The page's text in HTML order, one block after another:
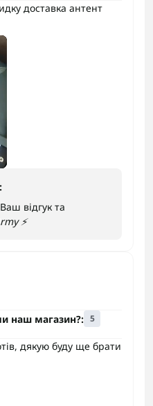
доставка антент
відгук та
⚡️
наш магазин?: 5
дякую буду ще брати